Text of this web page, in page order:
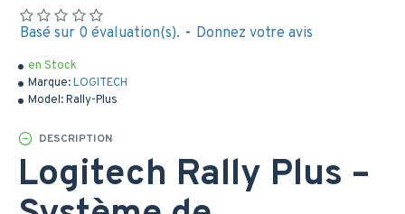
en Stock
Marque:LOGITECH
Model:Rally-Plus
Basé sur 0 évaluation(s). - Donnez votre avis
DESCRIPTION
Logitech Rally Plus –